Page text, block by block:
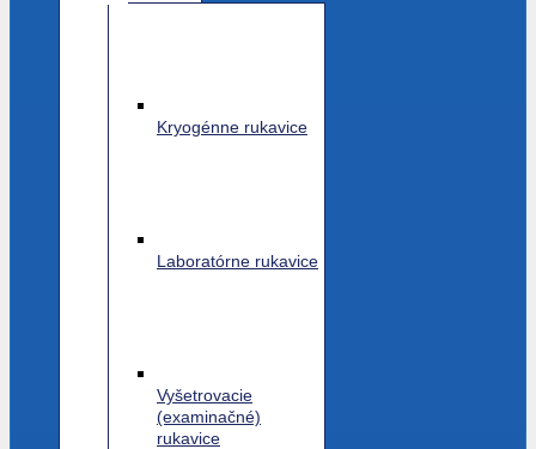
Kryogénne rukavice
Laboratórne rukavice
Vyšetrovacie
(examinačné)
rukavice